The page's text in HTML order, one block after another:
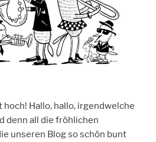
Hallo, hallo, irgendwelche
denn all die fröhlichen
unseren Blog so schön bunt